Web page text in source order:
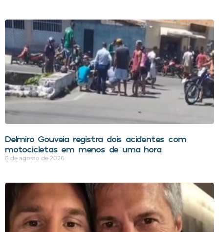
Delmiro Gouveia registra dois acidentes com
motocicletas em menos de uma hora
8 de agosto de 2026